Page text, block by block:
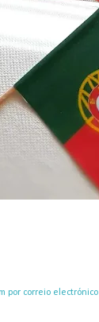
por correio electrónico